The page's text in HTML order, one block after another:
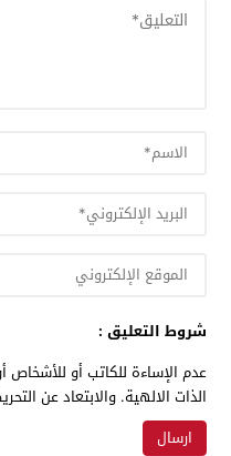
شروط التعليق :
عدم الإساءة للكاتب أو للأشخاص
الذات الالهية. والابتعاد عن